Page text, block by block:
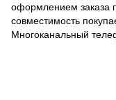
оформлением заказа
совместимость
Многоканальный